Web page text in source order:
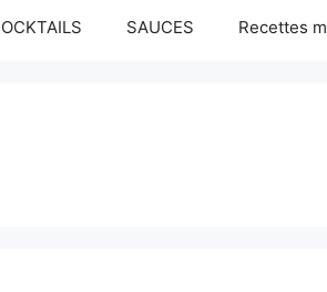
SAUCES Recettes